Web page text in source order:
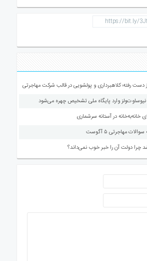
نیوساوت‌ولز وارد پایگاه ملی تشخیص چهره می‌شود
خانه‌به‌خانه در آستانه سرشماری
مهاجرتی ۵ آگوست
چرا دولت آن را خبر خوب نمی‌داند؟